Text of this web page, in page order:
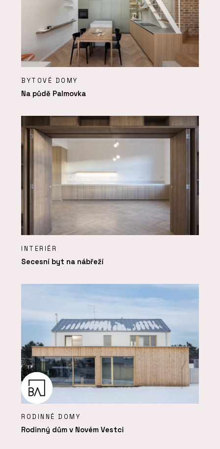
BYTOVÉ DOMY
Na půdě Palmovka
INTERIÉR
Secesní byt na nábřeží
RODINNÉ DOMY
Rodinný dům v Novém Vestci